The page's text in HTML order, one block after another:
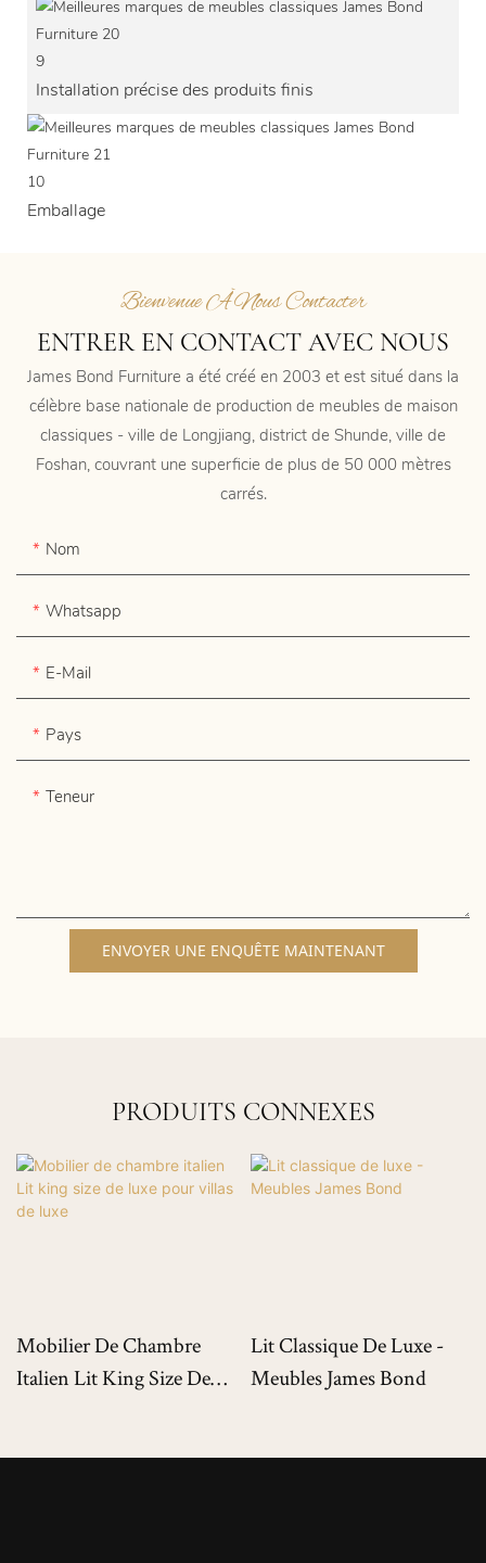
9
Installation précise des produits finis
10
Emballage
Bienvenue À Nous Contacter
ENTRER EN CONTACT AVEC NOUS
James Bond Furniture a été créé en 2003 et est situé dans la
célèbre base nationale de production de meubles de maison
classiques - ville de Longjiang, district de Shunde, ville de
Foshan, couvrant une superficie de plus de 50 000 mètres
carrés.
Nom
Whatsapp
E-Mail
Pays
Teneur
ENVOYER UNE ENQUÊTE MAINTENANT
PRODUITS CONNEXES
Mobilier De Chambre
Italien Lit King Size De
Lit Classique De Luxe -
Meubles James Bond